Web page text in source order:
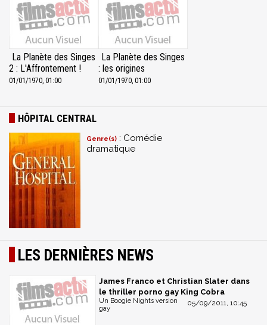
La Planète des Singes
2 : L'Affrontement !
01/01/1970, 01:00
La Planète des Singes
: les origines
01/01/1970, 01:00
HÔPITAL CENTRAL
Genre(s) : Comédie
dramatique
LES DERNIÈRES NEWS
James Franco et Christian Slater dans
le thriller porno gay King Cobra
05/09/2011, 10:45
Un Boogie Nights version
gay